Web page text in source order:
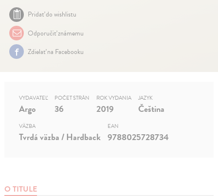
Pridať do wishlistu
Odporučiť známemu
Zdielať na Facebooku
O TITULE
VYDAVATEĽ
Argo
POČET STRÁN
36
ROK VYDANIA
2019
JAZYK
Čeština
VÄZBA
Tvrdá väzba / Hardback
EAN
9788025728734